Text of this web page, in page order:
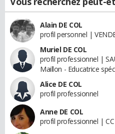
Alain DE COL
profil personnel |
Muriel DE COL
profil professionnel |
Maillon - Educatrice
Alice DE COL
profil professionnel
Anne DE COL
profil professionnel |